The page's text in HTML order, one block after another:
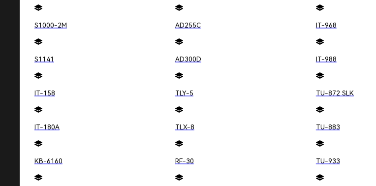
S1000-2M
S1141
IT-158
IT-180A
KB-6160
AD255C
AD300D
TLY-5
TLX-8
RF-30
IT-968
IT-988
TU-872 SLK
TU-883
TU-933
高密度互联电路板
高频线路板
IC载板PCB
软硬结合板
立即咨询合作
无论您需要快速打样、批量生产，还是定制化设计方案，敬鹏电子均能以专业能力响应需求。